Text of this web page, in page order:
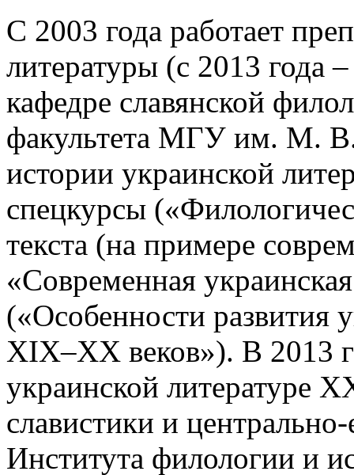
С 2003 года работает
литературы (с 2013 года
кафедре славянской
факультета МГУ им. М.
истории украинской
спецкурсы
текста (на примере
«Современная
(«Особенности развития
XIX–XX веков»). В 2013
украинской литературе
славистики и
Института филологии и